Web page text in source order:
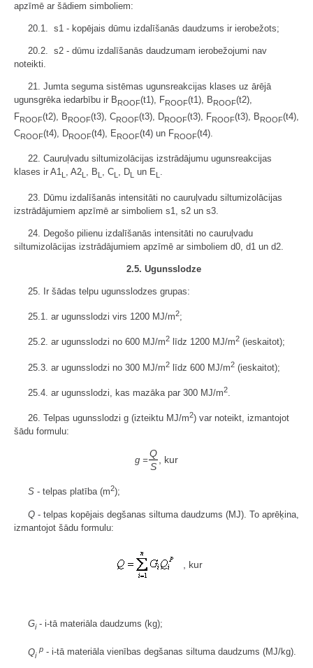
apzīmē ar šādiem simboliem:
20.1. s1 - kopējais dūmu izdalīšanās daudzums ir ierobežots;
20.2. s2 - dūmu izdalīšanās daudzumam ierobežojumi nav
noteikti.
21. Jumta seguma sistēmas ugunsreakcijas klases uz ārējā
ugunsgrēka iedarbību ir BROOF(t1), FROOF(t1), BROOF(t2),
FROOF(t2), BROOF(t3), CROOF(t3), DROOF(t3), FROOF(t3), BROOF(t4),
CROOF(t4), DROOF(t4), EROOF(t4) un FROOF(t4).
22. Cauruļvadu siltumizolācijas izstrādājumu ugunsreakcijas
klases ir A1L , A2L , BL , CL , DL un EL .
23. Dūmu izdalīšanās intensitāti no cauruļvadu siltumizolācijas
izstrādājumiem apzīmē ar simboliem s1, s2 un s3.
24. Degošo pilienu izdalīšanās intensitāti no cauruļvadu
siltumizolācijas izstrādājumiem apzīmē ar simboliem d0, d1 un d2.
2.5. Ugunsslodze
25. Ir šādas telpu ugunsslodzes grupas:
25.1. ar ugunsslodzi virs 1200 MJ/m2;
25.2. ar ugunsslodzi no 600 MJ/m2 līdz 1200 MJ/m2 (ieskaitot);
25.3. ar ugunsslodzi no 300 MJ/m2 līdz 600 MJ/m2 (ieskaitot);
25.4. ar ugunsslodzi, kas mazāka par 300 MJ/m2.
26. Telpas ugunsslodzi g (izteiktu MJ/m2) var noteikt, izmantojot
šādu formulu:
g =
Q
, kur
S
S - telpas platība (m2);
Q - telpas kopējais degšanas siltuma daudzums (MJ). To aprēķina,
izmantojot šādu formulu:
, kur
Gi- i-tā materiāla daudzums (kg);
Qi
p - i-tā materiāla vienības degšanas siltuma daudzums (MJ/kg).